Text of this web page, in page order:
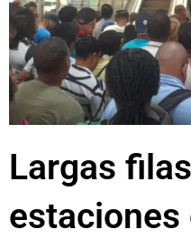
Largas
estaciones